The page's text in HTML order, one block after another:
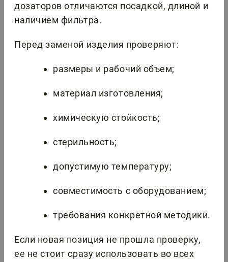
дозаторов отличаются посадкой, длиной и
наличием фильтра.
Перед заменой изделия проверяют:
размеры и рабочий объем;
материал изготовления;
химическую стойкость;
стерильность;
допустимую температуру;
совместимость с оборудованием;
требования конкретной методики.
Если новая позиция не прошла проверку,
ее не стоит сразу использовать во всех